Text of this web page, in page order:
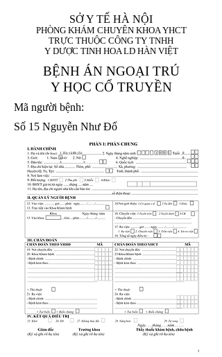
SỞ Y TẾ HÀ NỘI
PHÒNG KHÁM CHUYÊN KHOA YHCT
TRỰC THUỘC CÔNG TY TNHH
Y DƯỢC TINH HOA LD HÀN VIỆT
BỆNH ÁN NGOẠI TRÚ
Y HỌC CỔ TRUYỀN
Mã người bệnh:
Số 15 Nguyễn Như Đổ
1. Họ và tên (In
hoa):
1 9 9 5
8
8
X
X